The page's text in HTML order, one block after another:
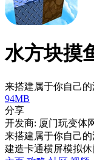
水方块摸
来搭建属于你自己
94MB
分享
开发商: 厦门玩变体
来搭建属于你自己
建造卡通横屏模拟休